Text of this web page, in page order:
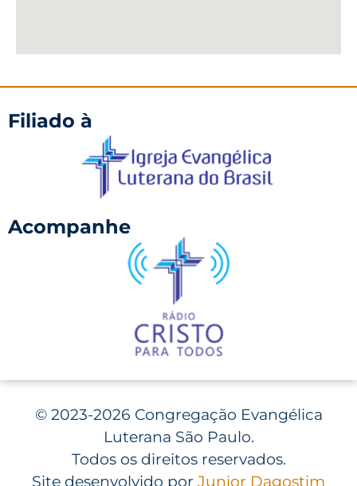
Filiado à
Acompanhe
©2023-2026 Congregação Evangélica
Luterana São Paulo.
Todos os direitos reservados.
Site desenvolvido por Junior Dagostim